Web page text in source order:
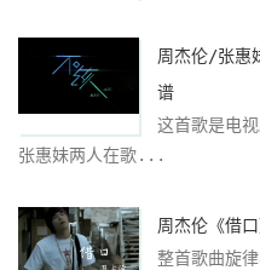
周杰伦/张惠
谱
这首歌是电
张惠妹两人在歌...
周杰伦《借
整首歌曲旋